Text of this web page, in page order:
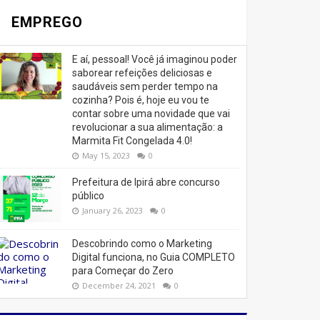
EMPREGO
E aí, pessoal! Você já imaginou poder
saborear refeições deliciosas e
saudáveis ​​sem perder tempo na
cozinha? Pois é, hoje eu vou te
contar sobre uma novidade que vai
revolucionar a sua alimentação: a
Marmita Fit Congelada 4.0!
May 15, 2023 0
Prefeitura de Ipirá abre concurso
público
January 26, 2023 0
Descobrindo como o Marketing
Digital funciona, no Guia COMPLETO
para Começar do Zero
December 24, 2021 0